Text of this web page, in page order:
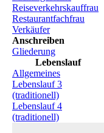
Reiseverkehrskauffrau
Restaurantfachfrau
Verkäufer
Anschreiben
Gliederung
Lebenslauf
Allgemeines
Lebenslauf 3
(traditionell)
Lebenslauf 4
(traditionell)